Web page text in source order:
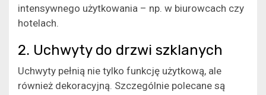
intensywnego użytkowania – np. w biurowcach czy
hotelach.
2. Uchwyty do drzwi szklanych
Uchwyty pełnią nie tylko funkcję użytkową, ale
również dekoracyjną. Szczególnie polecane są